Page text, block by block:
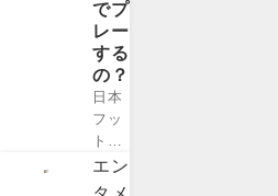
や関
係者
の関
心を
集め
るテ
ーマ
です
以降
多く
の日
本人
に愛
され
続け
てい
ます
でプ
レー
する
の？
日本
フッ
トサ
ルト
ップ
エン